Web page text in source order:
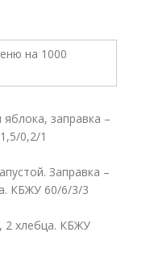
заправка –
0,2/1
Заправка –
КБЖУ 60/6/3/3
2 хлебца. КБЖУ